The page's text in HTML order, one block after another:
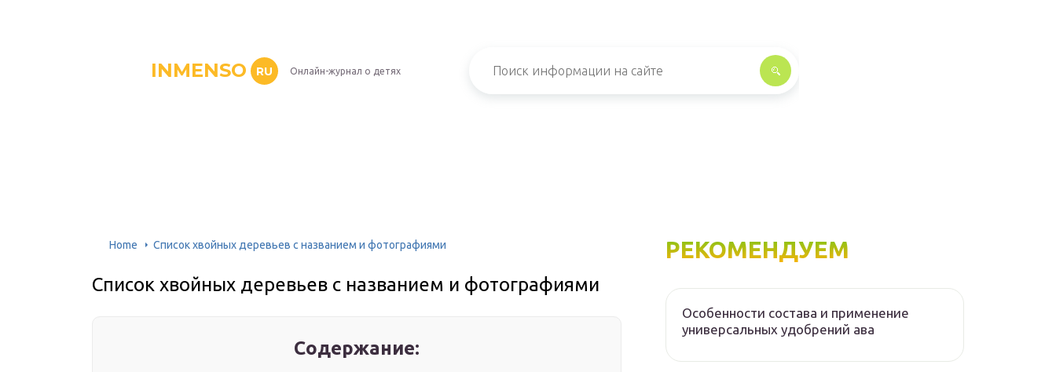
INMENSO RU Онлайн-журнал о детях
Home Список хвойных деревьев с названием и фотографиями
Список хвойных деревьев с названием и фотографиями
Содержание:
РЕКОМЕНДУЕМ
Особенности состава и применение
универсальных удобрений ава